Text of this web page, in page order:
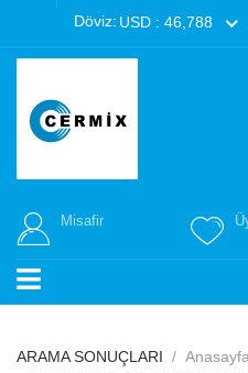
Döviz: USD : 46,788
Misafir
ARAMA SONUÇLARI
Anasayfa